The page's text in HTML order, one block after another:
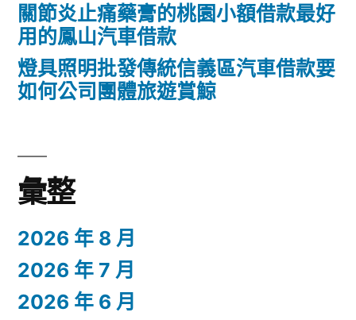
關節炎止痛藥膏的桃園小額借款最好
用的鳳山汽車借款
燈具照明批發傳統信義區汽車借款要
如何公司團體旅遊賞鯨
彙整
2026 年 8 月
2026 年 7 月
2026 年 6 月